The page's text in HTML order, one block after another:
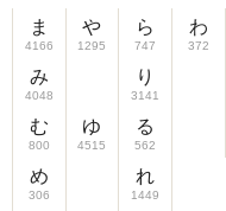
ま
4166
み
4048
む
800
め
306
や
1295
ゆ
4515
ら
747
り
3141
る
562
れ
1449
わ
372